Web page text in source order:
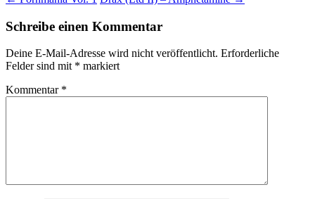
Schreibe einen Kommentar
Deine E-Mail-Adresse wird nicht veröffentlicht. Erforderliche
Felder sind mit * markiert
Kommentar *